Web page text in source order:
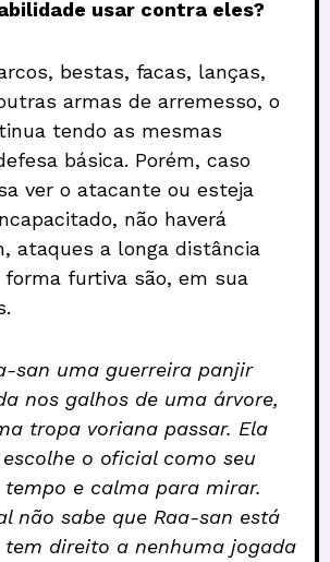
usar contra eles?
bestas, facas, lanças,
armas de arremesso, o
tendo as mesmas
básica. Porém, caso
ver o atacante ou esteja
não haverá
ataques a longa distância
forma furtiva são, em sua
san uma guerreira panjir
nos galhos de uma árvore,
tropa voriana passar. Ela
o oficial como seu
tempo e calma para mirar.
não sabe que Raa-san está
direito a nenhuma jogada